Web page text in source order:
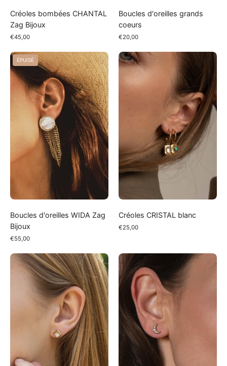
Créoles bombées CHANTAL
Zag Bijoux
€45,00
Boucles d'oreilles grands
coeurs
€20,00
Boucles
d'oreilles
WIDA
Zag
Bijoux
ÉPUISÉ
Boucles d'oreilles WIDA Zag
Bijoux
€55,00
Créoles
CRISTAL
blanc
Créoles CRISTAL blanc
€25,00
Boucles
d'oreilles
TANIA
zag
bijoux
Boucles
d'oreilles
LUNE